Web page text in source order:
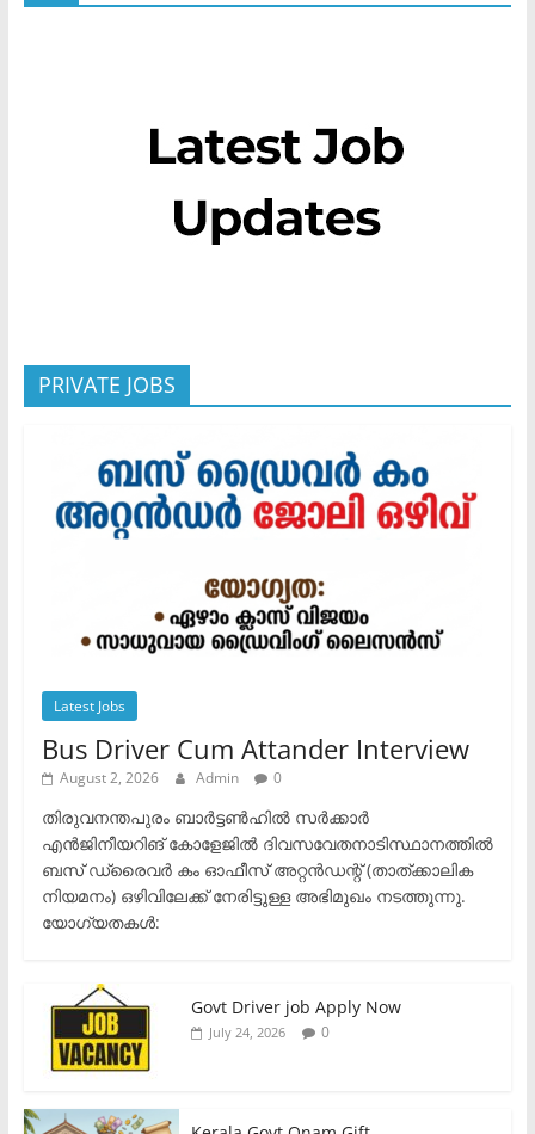
PRIVATE JOBS
Latest Jobs
Bus Driver Cum Attander Interview
August 2, 2026 Admin 0
തിരുവനന്തപുരം ബാർട്ടൺഹിൽ സർക്കാർ
എൻജിനീയറിങ് കോളേജിൽ ദിവസവേതനാടിസ്ഥാനത്തിൽ
ബസ് ഡ്രൈവർ കം ഓഫീസ് അറ്റൻഡന്റ് (താത്ക്കാലിക
നിയമനം) ഒഴിവിലേക്ക് നേരിട്ടുള്ള അഭിമുഖം നടത്തുന്നു.​
യോഗ്യതകൾ:
Govt Driver job Apply Now
July 24, 2026 0